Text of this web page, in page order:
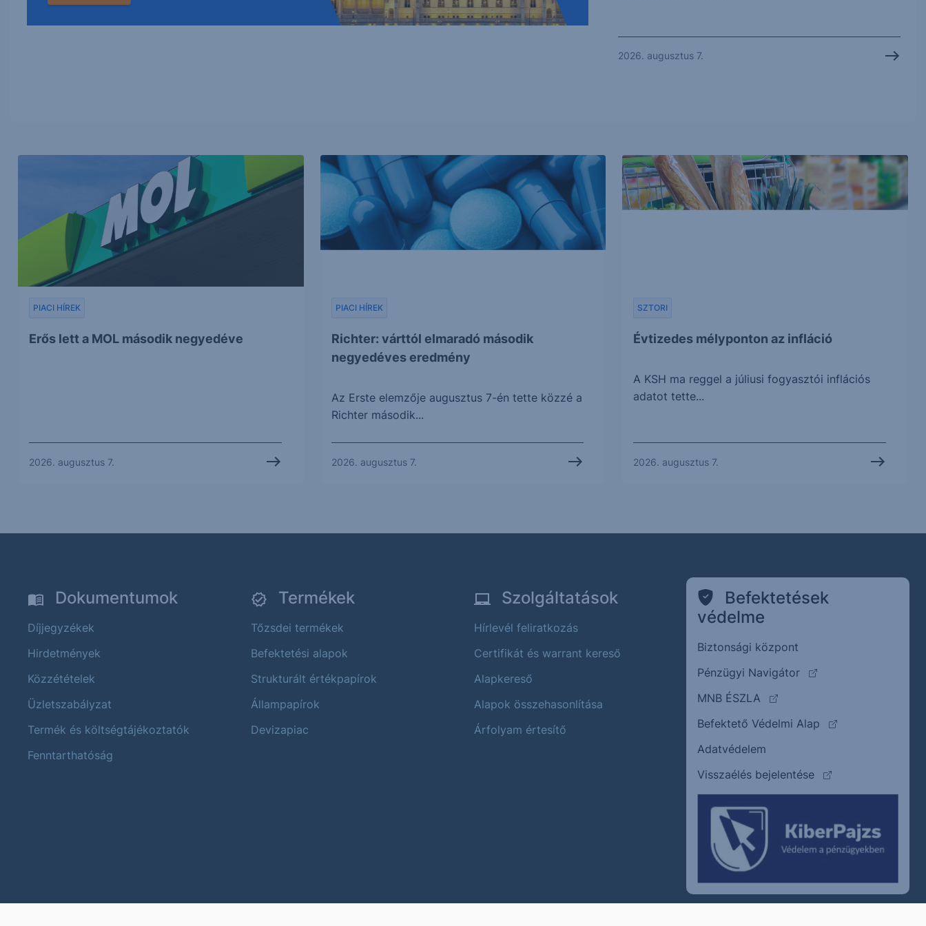
2026. augusztus 7.
Erős lett a MOL második negyedéve
PIACI HÍREK
2026. augusztus 7.
Richter: várttól elmaradó második
negyedéves eredmény
PIACI HÍREK
Az Erste elemzője augusztus 7-én tette közzé a
Richter második...
2026. augusztus 7.
Évtizedes mélyponton az infláció
SZTORI
A KSH ma reggel a júliusi fogyasztói inflációs
adatot tette...
2026. augusztus 7.
Dokumentumok
Díjjegyzékek
Hirdetmények
Közzétételek
Üzletszabályzat
Termék és költségtájékoztatók
Fenntarthatóság
Termékek
Tőzsdei termékek
Befektetési alapok
Strukturált értékpapírok
Állampapírok
Devizapiac
Szolgáltatások
Hírlevél feliratkozás
Certifikát és warrant kereső
Alapkereső
Alapok összehasonlítása
Árfolyam értesítő
Befektetések
védelme
Biztonsági központ
Pénzügyi Navigátor
(külső oldalra ugrik)
MNB ÉSZLA
(külső oldalra ugrik)
Befektető Védelmi Alap
(külső oldalra
Adatvédelem
Visszaélés bejelentése
(külső oldalra ugrik)